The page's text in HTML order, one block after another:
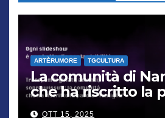
ARTÈRUMORE TGCULTURA
La comunità di
che ha riscritto la
“famiglia”
OTT 15, 2025